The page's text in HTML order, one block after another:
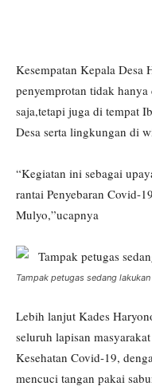
Kesempatan Kepala Desa
penyemprotan tidak
saja,tetapi juga di tempat
Desa serta lingkungan di
“Kegiatan ini sebagai
rantai Penyebaran Covid-
Mulyo,”ucapnya
Tampak petugas sedang
Lebih lanjut Kades
seluruh lapisan
Kesehatan Covid-19,
mencuci tangan pakai